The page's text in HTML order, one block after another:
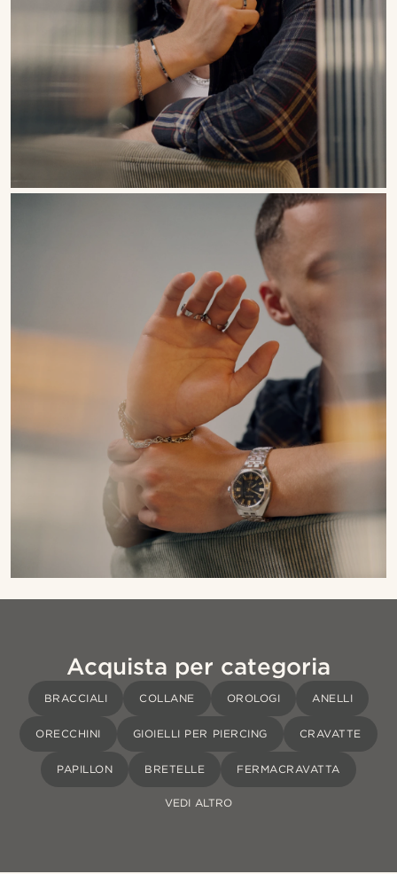
Acquista per categoria
BRACCIALI COLLANE OROLOGI ANELLI
ORECCHINI GIOIELLI PER PIERCING CRAVATTE
PAPILLON BRETELLE FERMACRAVATTA
VEDI ALTRO